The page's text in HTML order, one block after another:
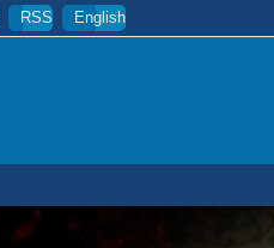
English
RSS